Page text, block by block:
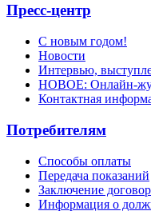
Пресс-центр
С новым годом!
Новости
Интервью,
НОВОЕ: Онлайн-
Контактная
Потребителям
Способы оплаты
Передача показаний
Заключение
Информация о